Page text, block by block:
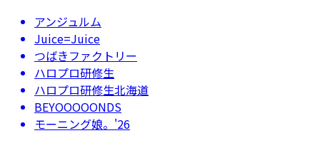
アンジュルム
Juice=Juice
つばきファクトリー
ハロプロ研修生
ハロプロ研修生北海道
BEYOOOOONDS
モーニング娘。'26